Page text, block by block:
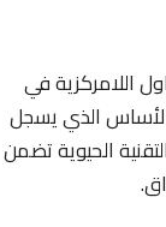
اللامركزية في
الأساس الذي يسجل
الحيوية تضمن